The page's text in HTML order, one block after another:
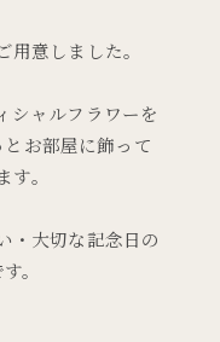
意しました。
シャルフラワーを
とお部屋に飾って
。
・大切な記念日の
。